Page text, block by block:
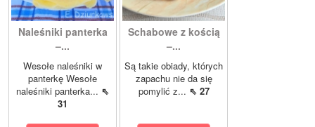
Naleśniki panterka
–...
Wesołe naleśniki w
panterkę Wesołe
naleśniki panterka... ⇖
31
Schabowe z kością
–...
Są takie obiady, których
zapachu nie da się
pomylić z... ⇖ 27